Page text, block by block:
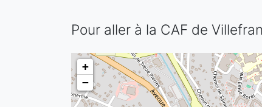
Pour aller à la CAF de
+
−